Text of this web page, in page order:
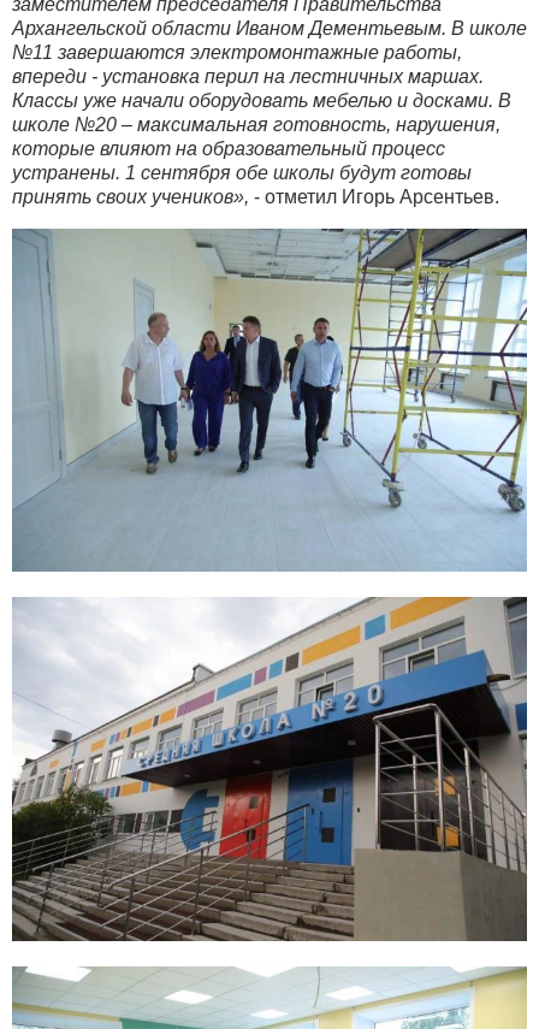
Архангельской области Иваном Дементьевым. В школе
№11 завершаются электромонтажные работы,
впереди - установка перил на лестничных маршах.
Классы уже начали оборудовать мебелью и досками. В
школе №20 – максимальная готовность, нарушения,
которые влияют на образовательный процесс
устранены. 1 сентября обе школы будут готовы
принять своих учеников», - отметил Игорь Арсентьев.